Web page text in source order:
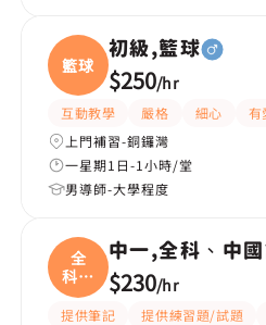
籃球
初級,籃球
$250/hr
互動教學 嚴格 細心 有
上門補習-銅鑼灣
一星期1日-1小時/堂
男導師-大學程度
全
科、
中國
中一,全科、中
$230/hr
提供筆記 提供練習題/試題